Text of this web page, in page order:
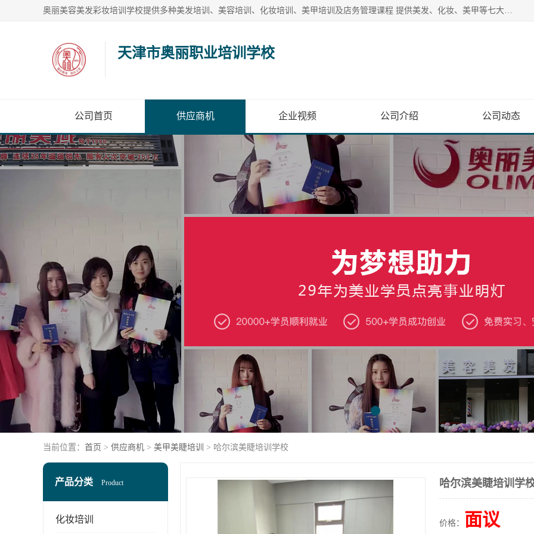
奥丽美容美发彩妆培训学校提供多种美发培训、美容培训、化妆培训、美甲培训及店务管理课程 提供美发、化妆、美甲等七大美业课程
天津市奥丽职业培训学校
公司首页 供应商机 企业视频 公司介绍 公司动态
当前位置： 首页 > 供应商机 > 美甲美睫培训 > 哈尔滨美睫培训学校
产品分类 Product
化妆培训
哈尔滨美睫培训学
价格： 面议